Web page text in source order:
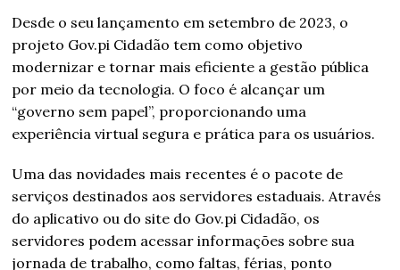
Desde o seu lançamento em setembro de 2023, o
projeto Gov.pi Cidadão tem como objetivo
modernizar e tornar mais eficiente a gestão pública
por meio da tecnologia. O foco é alcançar um
“governo sem papel”, proporcionando uma
experiência virtual segura e prática para os usuários.
Uma das novidades mais recentes é o pacote de
serviços destinados aos servidores estaduais. Através
do aplicativo ou do site do Gov.pi Cidadão, os
servidores podem acessar informações sobre sua
jornada de trabalho, como faltas, férias, ponto